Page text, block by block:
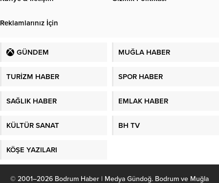
Reklamlarınız İçin
GÜNDEM MUĞLA HABER
TURİZM HABER SPOR HABER
SAĞLIK HABER EMLAK HABER
KÜLTÜR SANAT BH TV
KÖŞE YAZILARI
© 2001–2026 Bodrum Haber | Medya Gündoğ. Bodrum ve Muğla